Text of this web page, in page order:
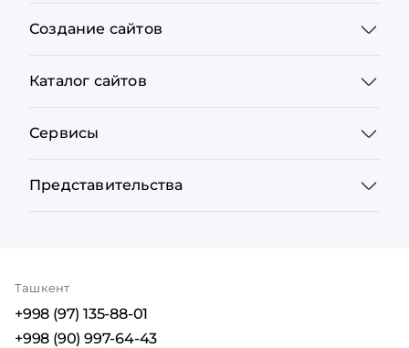
Создание сайтов
Каталог сайтов
Сервисы
Представительства
Ташкент
+998 (97) 135-88-01
+998 (90) 997-64-43